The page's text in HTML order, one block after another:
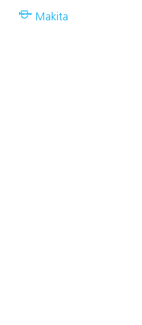
Makita